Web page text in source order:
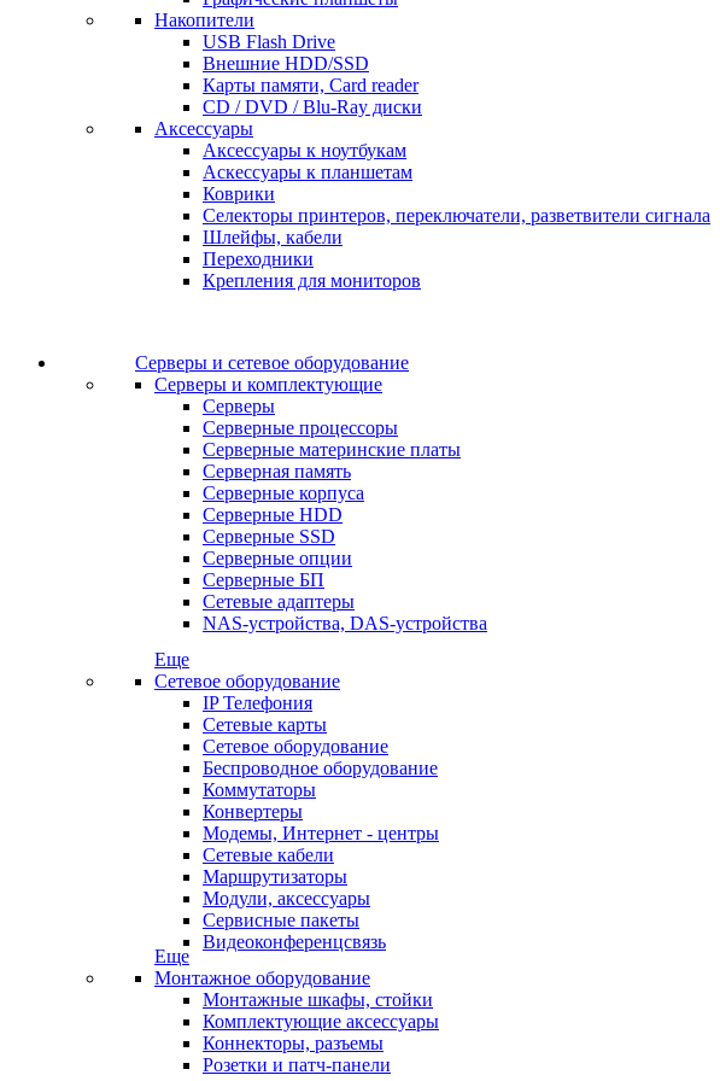
Накопители
USB Flash Drive
Внешние HDD/SSD
Карты памяти, Card reader
CD / DVD / Blu-Ray диски
Аксессуары
Аксессуары к ноутбукам
Аскессуары к планшетам
Коврики
Селекторы принтеров, переключатели, разветвители сигнала
Шлейфы, кабели
Переходники
Крепления для мониторов
Серверы и сетевое оборудование
Серверы и комплектующие
Серверы
Серверные процессоры
Серверные материнские платы
Серверная память
Серверные корпуса
Серверные HDD
Серверные SSD
Серверные опции
Серверные БП
Сетевые адаптеры
NAS-устройства, DAS-устройства
Еще
Сетевое оборудование
IP Телефония
Сетевые карты
Сетевое оборудование
Беспроводное оборудование
Коммутаторы
Конвертеры
Модемы, Интернет - центры
Сетевые кабели
Маршрутизаторы
Модули, аксессуары
Сервисные пакеты
Видеоконференцсвязь
Еще
Монтажное оборудование
Монтажные шкафы, стойки
Комплектующие аксессуары
Коннекторы, разъемы
Розетки и патч-панели